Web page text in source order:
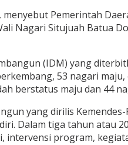
menyebut Pemerintah
Nagari Situjuah Batua
(IDM) yang
53 nagari
berstatus maju dan 44
yang dirilis
Dalam tiga tahun atau
intervensi program,